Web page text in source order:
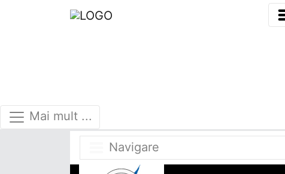
Mai mult ...
Navigare